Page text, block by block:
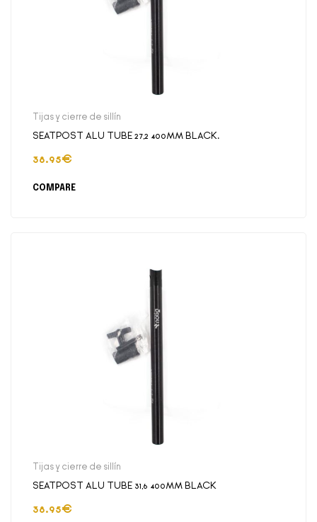
Tijas y cierre de sillín
SEATPOST ALU TUBE 27,2 400MM BLACK.
38.95€
COMPARE
Tijas y cierre de sillín
SEATPOST ALU TUBE 31,6 400MM BLACK
38.95€